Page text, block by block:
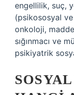
engellilik, suç,
(psikososyal
onkoloji, madde
sığınmacı ve
psikiyatrik